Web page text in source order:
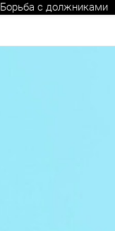
Борьба с должниками